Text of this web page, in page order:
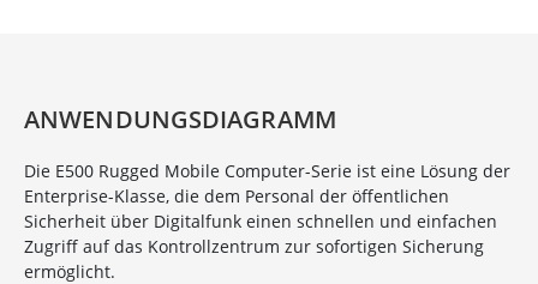
ANWENDUNGSDIAGRAMM
Die E500 Rugged Mobile Computer-Serie ist eine Lösung der
Enterprise-Klasse, die dem Personal der öffentlichen
Sicherheit über Digitalfunk einen schnellen und einfachen
Zugriff auf das Kontrollzentrum zur sofortigen Sicherung
ermöglicht.